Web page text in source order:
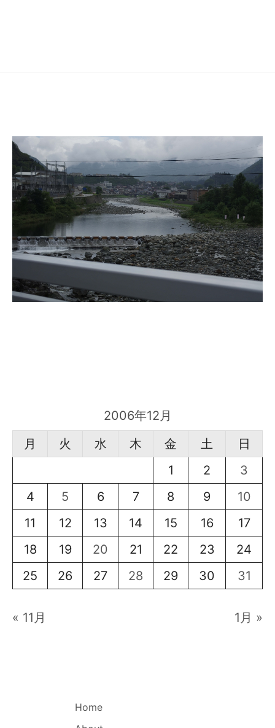
2006年12月
月
火 水 木 金 土
日
1
2
3
4
5 6 7 8 9
10
11
12 13 14 15 16
17
18
19 20 21 22 23
24
25
26 27 28 29 30 31
« 11月 1月 »
Home